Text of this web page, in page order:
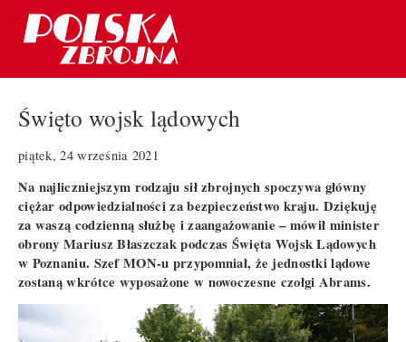
Święto wojsk lądowych
piątek, 24 września 2021
Na najliczniejszym rodzaju sił zbrojnych spoczywa główny
ciężar odpowiedzialności za bezpieczeństwo kraju. Dziękuję
za waszą codzienną służbę i zaangażowanie – mówił minister
obrony Mariusz Błaszczak podczas Święta Wojsk Lądowych
w Poznaniu. Szef MON-u przypomniał, że jednostki lądowe
zostaną wkrótce wyposażone w nowoczesne czołgi Abrams.